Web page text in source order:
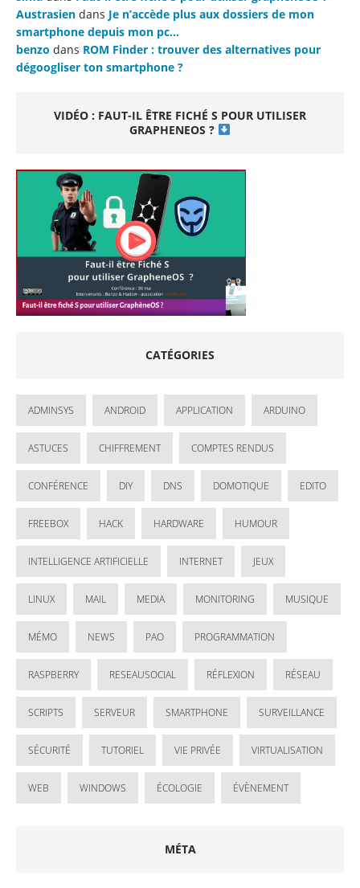
Austrasien dans Je n’accède plus aux dossiers de mon
smartphone depuis mon pc…
benzo dans ROM Finder : trouver des alternatives pour
dégoogliser ton smartphone ?
VIDÉO : FAUT-IL ÊTRE FICHÉ S POUR UTILISER
GRAPHENEOS ?
CATÉGORIES
ADMINSYS ANDROID APPLICATION ARDUINO
ASTUCES CHIFFREMENT COMPTES RENDUS
CONFÉRENCE DIY DNS DOMOTIQUE EDITO
FREEBOX HACK HARDWARE HUMOUR
INTELLIGENCE ARTIFICIELLE INTERNET JEUX
LINUX MAIL MEDIA MONITORING MUSIQUE
MÉMO NEWS PAO PROGRAMMATION
RASPBERRY RESEAUSOCIAL RÉFLEXION RÉSEAU
SCRIPTS SERVEUR SMARTPHONE SURVEILLANCE
SÉCURITÉ TUTORIEL VIE PRIVÉE VIRTUALISATION
WEB WINDOWS ÉCOLOGIE ÉVÈNEMENT
MÉTA